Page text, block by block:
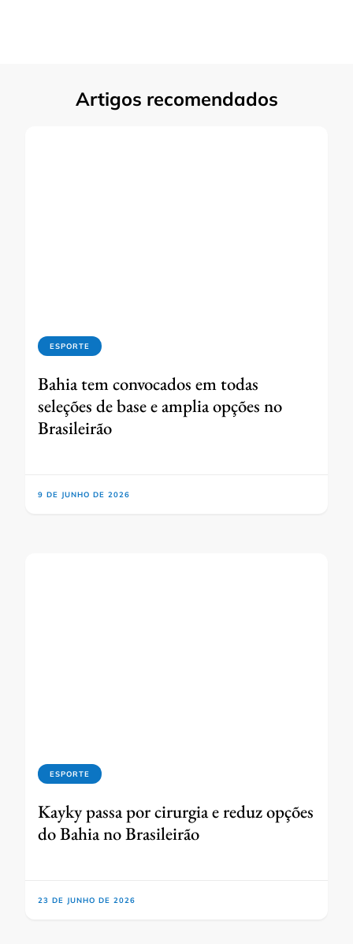
Artigos recomendados
ESPORTE
Bahia tem convocados em todas
seleções de base e amplia opções no
Brasileirão
9 DE JUNHO DE 2026
ESPORTE
Kayky passa por cirurgia e reduz opções
do Bahia no Brasileirão
23 DE JUNHO DE 2026